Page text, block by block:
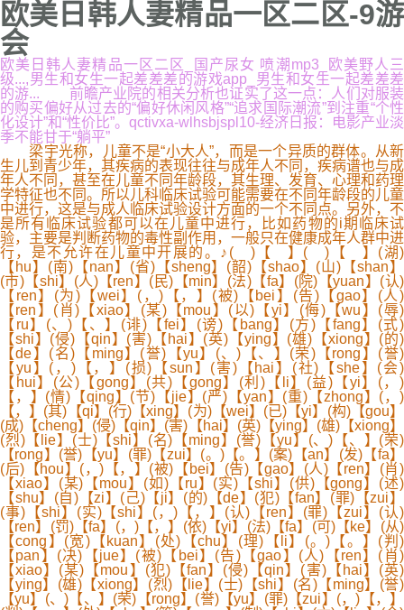
欧美日韩人妻精品一区二区-9游
会
欧美日韩人妻精品一区二区_国产尿女 喷潮mp3_欧美野人三
级...,男生和女生一起差差差的游戏app_男生和女生一起差差差
的游... 前瞻产业院的相关分析也证实了这一点：人们对服装
的购买偏好从过去的“偏好休闲风格”“追求国际潮流”到注重“个性
化设计”和“性价比”。qctivxa-wlhsbjspl10-经济日报：电影产业淡
季不能甘于“躺平”
梁宇光称，儿童不是“小大人”，而是一个异质的群体。从新
生儿到青少年，其疾病的表现往往与成年人不同，疾病谱也与成
年人不同，甚至在儿童不同年龄段，其生理、发育、心理和药理
学特征也不同。所以儿科临床试验可能需要在不同年龄段的儿童
中进行，这是与成人临床试验设计方面的一个不同点。另外，不
是所有临床试验都可以在儿童中进行，比如药物的i期临床试
验，主要是判断药物的毒性副作用，一般只在健康成年人群中进
行，是不允许在儿童中开展的。♪( )【 】( )【 】(湖)
【hu】(南)【nan】(省)【sheng】(韶)【shao】(山)【shan】
(市)【shi】(人)【ren】(民)【min】(法)【fa】(院)【yuan】(认)
【ren】(为)【wei】(，)【，】(被)【bei】(告)【gao】(人)
【ren】(肖)【xiao】(某)【mou】(以)【yi】(侮)【wu】(辱)
【ru】(、)【、】(诽)【fei】(谤)【bang】(方)【fang】(式)
【shi】(侵)【qin】(害)【hai】(英)【ying】(雄)【xiong】(的)
【de】(名)【ming】(誉)【yu】(、)【、】(荣)【rong】(誉)
【yu】(，)【，】(损)【sun】(害)【hai】(社)【she】(会)
【hui】(公)【gong】(共)【gong】(利)【li】(益)【yi】(，)
【，】(情)【qing】(节)【jie】(严)【yan】(重)【zhong】(，)
【，】(其)【qi】(行)【xing】(为)【wei】(已)【yi】(构)【gou】
(成)【cheng】(侵)【qin】(害)【hai】(英)【ying】(雄)【xiong】
(烈)【lie】(士)【shi】(名)【ming】(誉)【yu】(、)【、】(荣)
【rong】(誉)【yu】(罪)【zui】(。)【。】(案)【an】(发)【fa】
(后)【hou】(，)【，】(被)【bei】(告)【gao】(人)【ren】(肖)
【xiao】(某)【mou】(如)【ru】(实)【shi】(供)【gong】(述)
【shu】(自)【zi】(己)【ji】(的)【de】(犯)【fan】(罪)【zui】
(事)【shi】(实)【shi】(，)【，】(认)【ren】(罪)【zui】(认)
【ren】(罚)【fa】(，)【，】(依)【yi】(法)【fa】(可)【ke】(从)
【cong】(宽)【kuan】(处)【chu】(理)【li】(。)【。】(判)
【pan】(决)【jue】(被)【bei】(告)【gao】(人)【ren】(肖)
【xiao】(某)【mou】(犯)【fan】(侵)【qin】(害)【hai】(英)
【ying】(雄)【xiong】(烈)【lie】(士)【shi】(名)【ming】(誉)
【yu】(、)【、】(荣)【rong】(誉)【yu】(罪)【zui】(，)【，】